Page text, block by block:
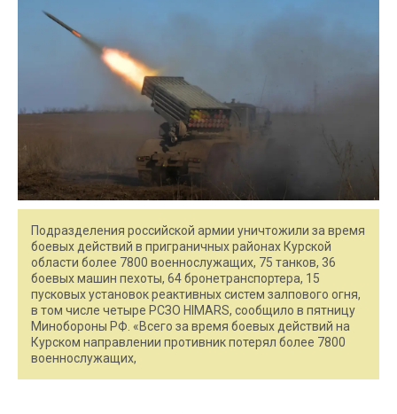
Подразделения российской армии уничтожили за время
боевых действий в приграничных районах Курской
области более 7800 военнослужащих, 75 танков, 36
боевых машин пехоты, 64 бронетранспортера, 15
пусковых установок реактивных систем залпового огня,
в том числе четыре РСЗО HIMARS, сообщило в пятницу
Минобороны РФ. «Всего за время боевых действий на
Курском направлении противник потерял более 7800
военнослужащих,